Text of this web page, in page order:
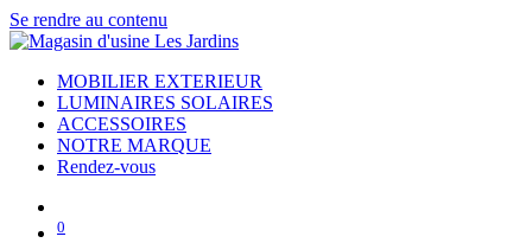
Se rendre au contenu
MOBILIER EXTERIEUR
LUMINAIRES SOLAIRES
ACCESSOIRES
NOTRE MARQUE
Rendez-vous
0